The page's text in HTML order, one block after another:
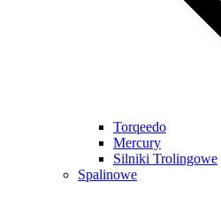
Torqeedo
Mercury
Silniki Trolingowe
Spalinowe